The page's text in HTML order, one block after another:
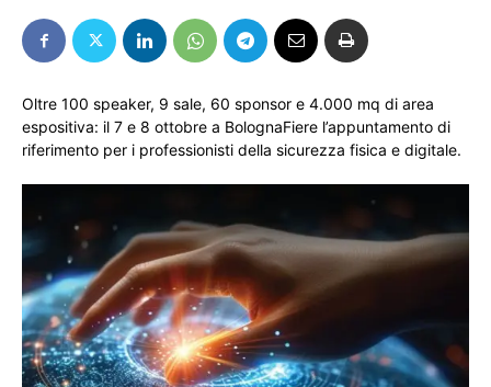
Oltre 100 speaker, 9 sale, 60 sponsor e 4.000 mq di area
espositiva: il 7 e 8 ottobre a BolognaFiere l’appuntamento di
riferimento per i professionisti della sicurezza fisica e digitale.